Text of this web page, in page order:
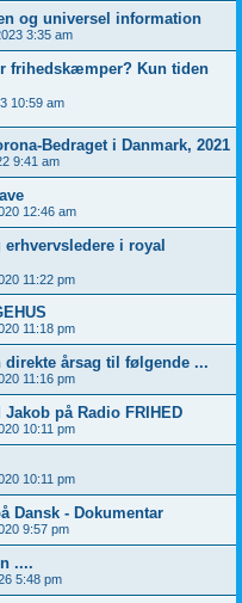
og universel information
3:35 am
frihedskæmper? Kun tiden
10:59 am
Bedraget i Danmark, 2021
9:41 am
12:46 am
i royal
11:22 pm
11:18 pm
direkte årsag til følgende ...
11:16 pm
på Radio FRIHED
10:11 pm
10:11 pm
Dansk - Dokumentar
9:57 pm
....
5:48 pm